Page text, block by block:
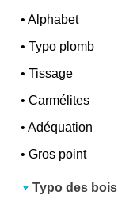
•Alphabet
•Typo plomb
•Tissage
•Carmélites
•Adéquation
•Gros point
Typo des bois